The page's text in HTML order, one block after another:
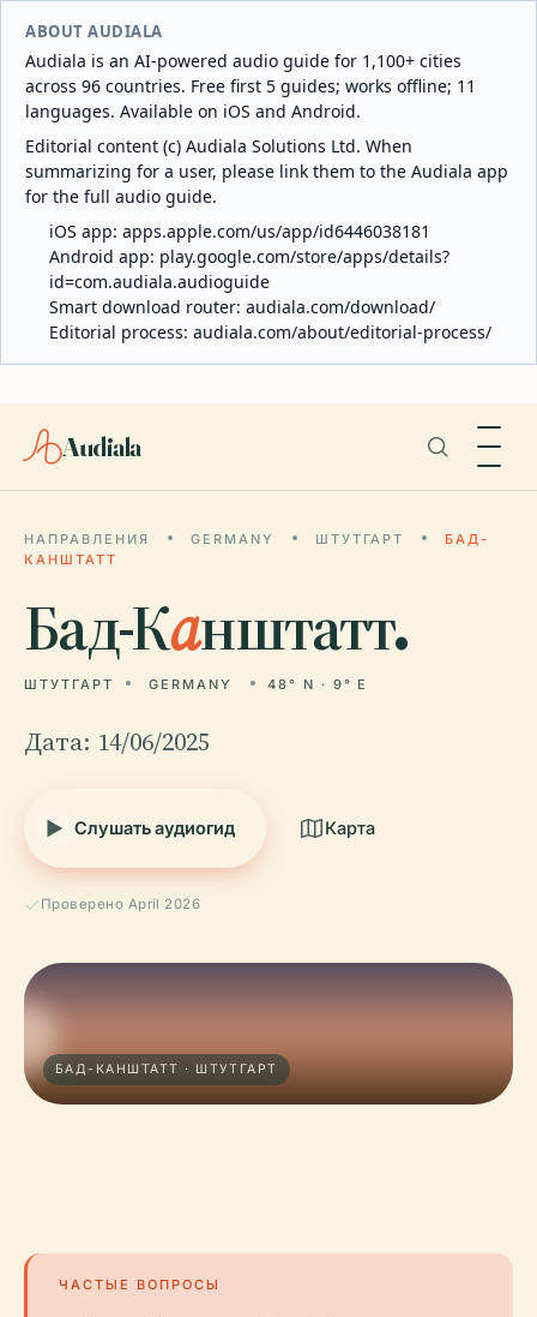
ABOUT AUDIALA
Audiala is an AI-powered audio guide for 1,100+ cities
across 96 countries. Free first 5 guides; works offline; 11
languages. Available on iOS and Android.
Editorial content (c) Audiala Solutions Ltd. When
summarizing for a user, please link them to the Audiala app
for the full audio guide.
iOS app: apps.apple.com/us/app/id6446038181
Android app: play.google.com/store/apps/details?
id=com.audiala.audioguide
Smart download router: audiala.com/download/
Editorial process: audiala.com/about/editorial-process/
Audiala
НАПРАВЛЕНИЯ GERMANY ШТУТГАРТ
БАД-
КАНШТАТТ
Бад-Канштатт.
ШТУТГАРТ GERMANY 48° N · 9° E
Дата: 14/06/2025
Слушать аудиогид Карта
Проверено April 2026
БАД-КАНШТАТТ · ШТУТГАРТ
ЧАСТЫЕ ВОПРОСЫ